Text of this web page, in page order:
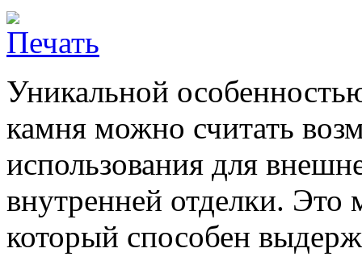
Уникальной
камня можно считать
использования для
внутренней отделки. Это
который способен